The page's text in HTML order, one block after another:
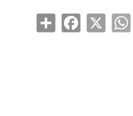
ShareFacebook
X